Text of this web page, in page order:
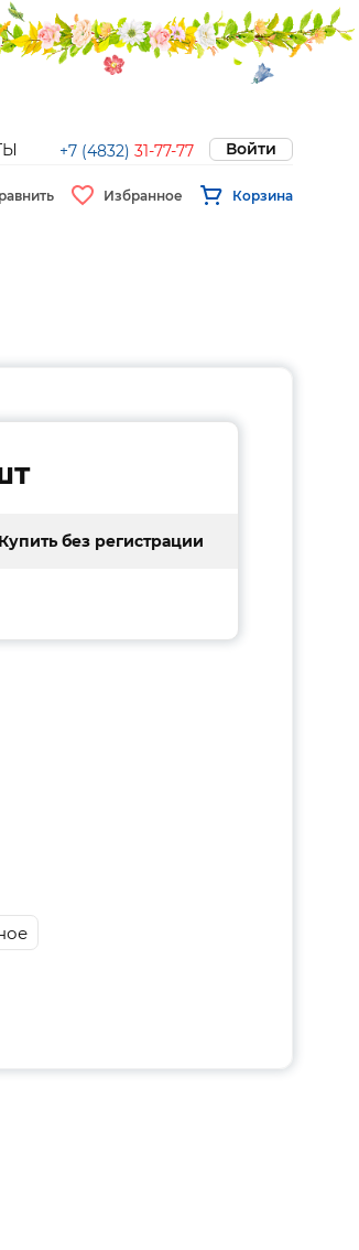
+7 (4832) 31-77-77 Войти
Избранное Корзина
Купить без регистрации